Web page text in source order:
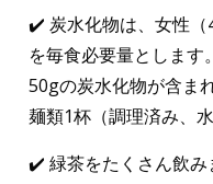
炭水化物は、女性（
を毎食必要量としま
50gの炭水化物が含ま
麺類1杯（調理済み、
緑茶をたくさん飲